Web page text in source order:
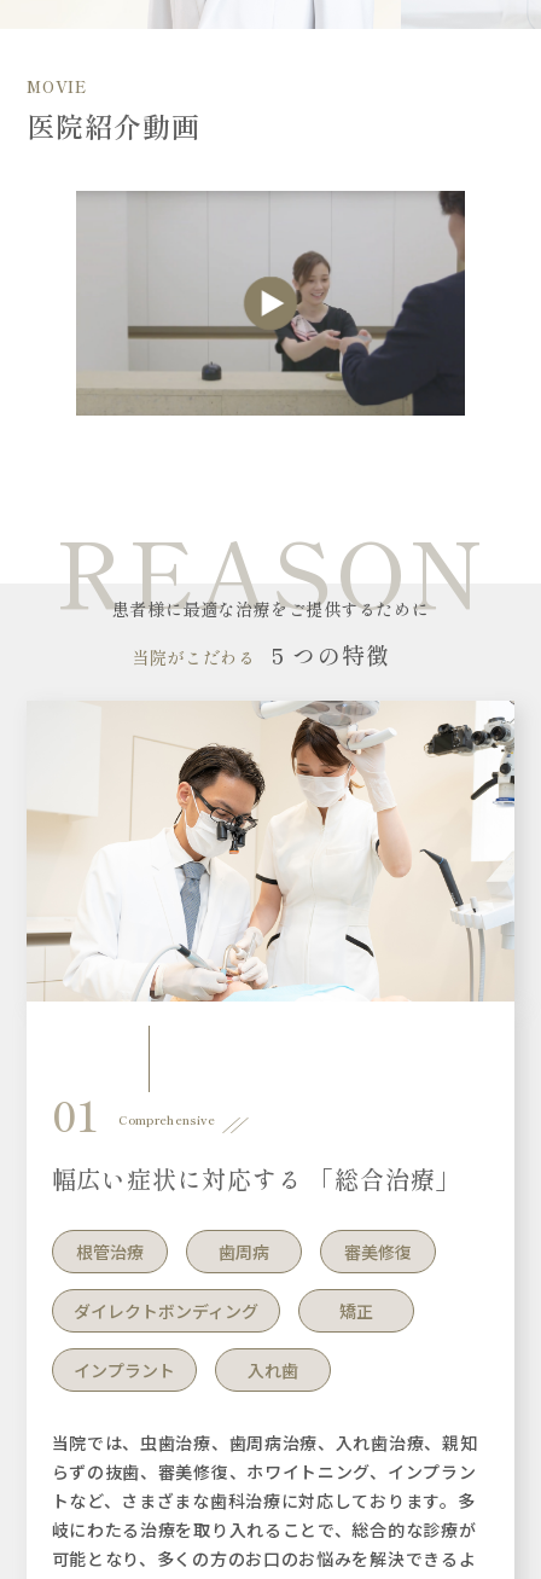
MOVIE
医院紹介動画
REASON
患者様に最適な治療をご提供するために
当院がこだわる
5 つの特徴
01 Comprehensive
幅広い症状に対応する 「総合治療」
根管治療 歯周病 審美修復
ダイレクトボンディング 矯正
インプラント 入れ歯
当院では、虫歯治療、歯周病治療、入れ歯治療、親知
らずの抜歯、審美修復、ホワイトニング、インプラン
トなど、さまざまな歯科治療に対応しております。多
岐にわたる治療を取り入れることで、総合的な診療が
可能となり、多くの方のお口のお悩みを解決できるよ